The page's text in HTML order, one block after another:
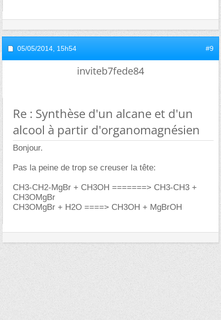
05/05/2014, 15h54 #9
inviteb7fede84
Re : Synthèse d'un alcane et d'un
alcool à partir d'organomagnésien
Bonjour.
Pas la peine de trop se creuser la tête:
CH3-CH2-MgBr + CH3OH =======> CH3-CH3 +
CH3OMgBr
CH3OMgBr + H2O ====> CH3OH + MgBrOH